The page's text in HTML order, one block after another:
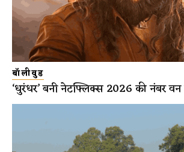
बॉलीवुड
‘धुरंधर’ बनी नेटफ्लिक्स 2026 की नंबर